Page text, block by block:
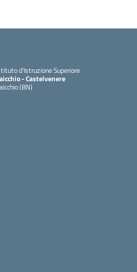
d'Istruzione Superiore
- Castelvenere
(BN)